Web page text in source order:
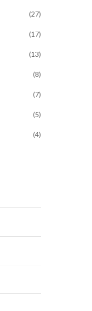
(27)
(17)
(13)
(8)
(7)
(5)
(4)